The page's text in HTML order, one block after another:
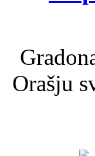
Orašju